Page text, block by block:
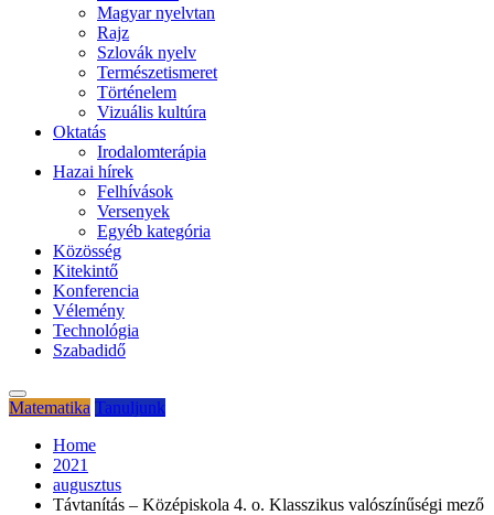
Magyar nyelvtan
Rajz
Szlovák nyelv
Természetismeret
Történelem
Vizuális kultúra
Oktatás
Irodalomterápia
Hazai hírek
Felhívások
Versenyek
Egyéb kategória
Közösség
Kitekintő
Konferencia
Vélemény
Technológia
Szabadidő
Matematika Tanuljunk
Home
2021
augusztus
Távtanítás – Középiskola 4. o. Klasszikus valószínűségi mező